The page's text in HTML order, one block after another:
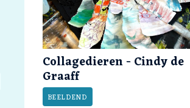
Collagedieren - Cindy de
Graaff
BEELDEND